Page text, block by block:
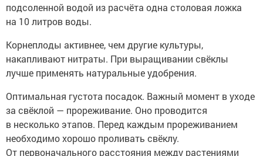
подсоленной водой из расчёта одна столовая ложка
на 10 литров воды.
Корнеплоды активнее, чем другие культуры,
накапливают нитраты. При выращивании свёклы
лучше применять натуральные удобрения.
Оптимальная густота посадок. Важный момент в уходе
за свёклой — прореживание. Оно проводится
в несколько этапов. Перед каждым прореживанием
необходимо хорошо проливать свёклу.
От первоначального расстояния между растениями